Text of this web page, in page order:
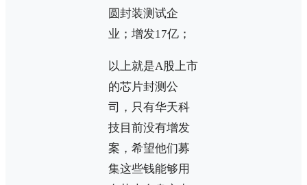
圆封装测试企
业；增发17亿；
以上就是A股上市
的芯片封测公
司，只有华天科
技目前没有增发
案，希望他们募
集这些钱能够用